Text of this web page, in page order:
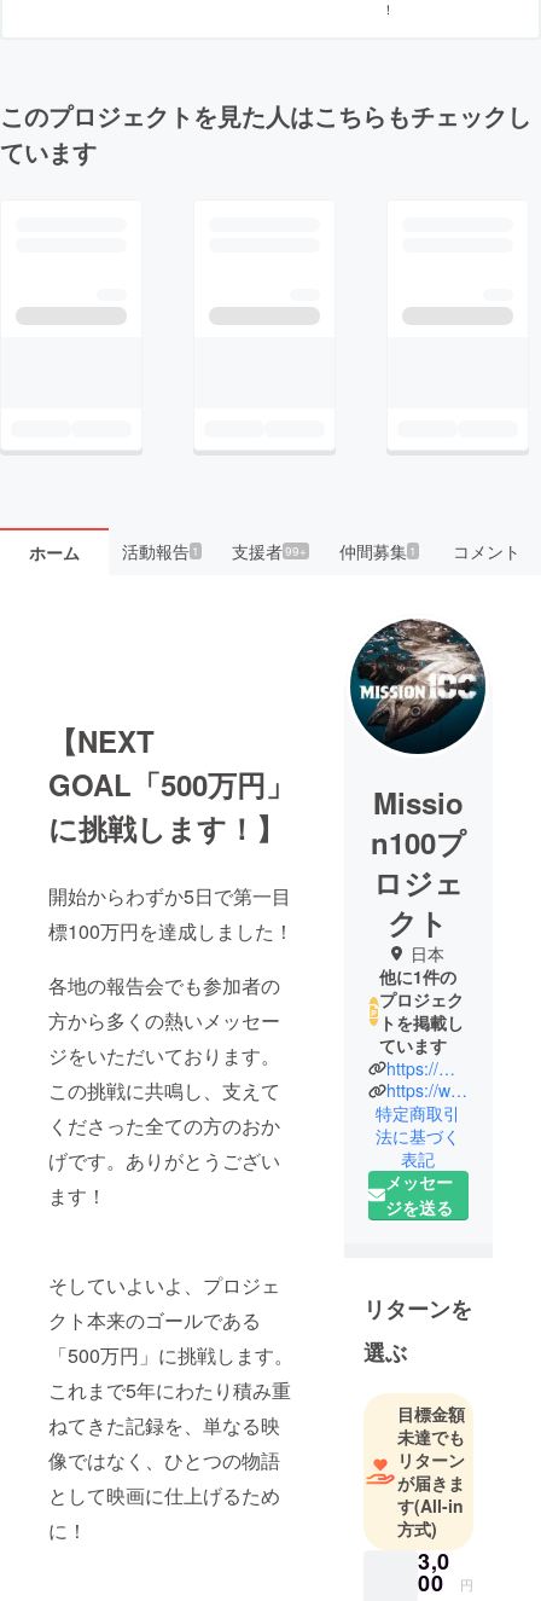
！
このプロジェクトを見た人はこちらもチェックし
ています
ホーム 活動報告1 支援者99+ 仲間募集 1 コメント
【NEXT
GOAL「500万円」
に挑戦します！】
開始からわずか5日で第一目
標100万円を達成しました！
各地の報告会でも参加者の
方から多くの熱いメッセー
ジをいただいております。
この挑戦に共鳴し、支えて
くださった全ての方のおか
げです。ありがとうござい
ます！
そしていよいよ、プロジェ
クト本来のゴールである
「500万円」に挑戦します。
これまで5年にわたり積み重
ねてきた記録を、単なる映
像ではなく、ひとつの物語
として映画に仕上げるため
に！
Missio
n100プ
ロジェ
クト
日本
他に1件の
プロジェク
トを掲載し
ています
https://mission100film.com/
https://www.instagram.com/mission100film
特定商取引
法に基づく
表記
メッセー
ジを送る
リターンを
選ぶ
目標金額
未達でも
リターン
が届きま
す(All-in
方式)
3,0
00 円